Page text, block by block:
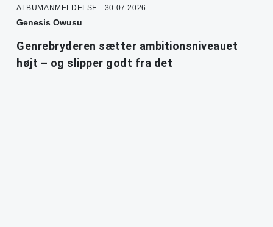
ALBUMANMELDELSE - 30.07.2026
Genesis Owusu
Genrebryderen sætter ambitionsniveauet
højt – og slipper godt fra det